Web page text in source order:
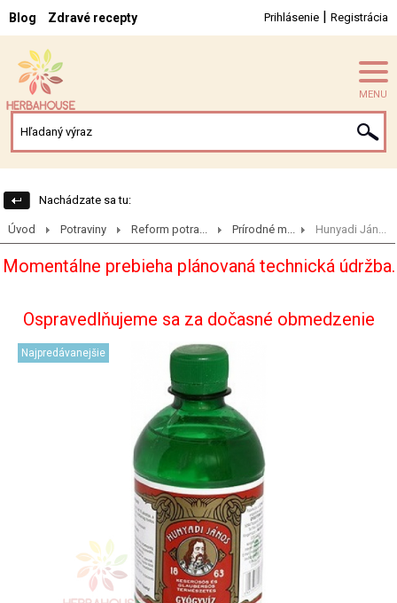
Blog Zdravé recepty Prihlásenie | Registrácia
MENU
Nachádzate sa tu:
Úvod Potraviny Reform potra... Prírodné m... Hunyadi Ján...
Momentálne prebieha plánovaná technická údržba.
Ospravedlňujeme sa za dočasné obmedzenie
Najpredávanejšie